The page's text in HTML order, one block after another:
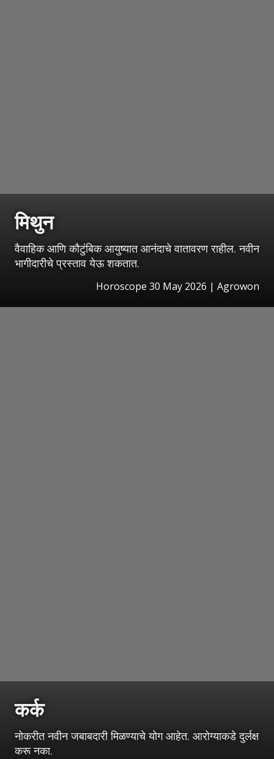
मिथुन
वैवाहिक आणि कौटुंबिक आयुष्यात आनंदाचे वातावरण राहील. नवीन
भागीदारीचे प्रस्ताव येऊ शकतात.
Horoscope 30 May 2026 | Agrowon
कर्क
नोकरीत नवीन जबाबदारी मिळण्याचे योग आहेत. आरोग्याकडे दुर्लक्ष
करू नका.